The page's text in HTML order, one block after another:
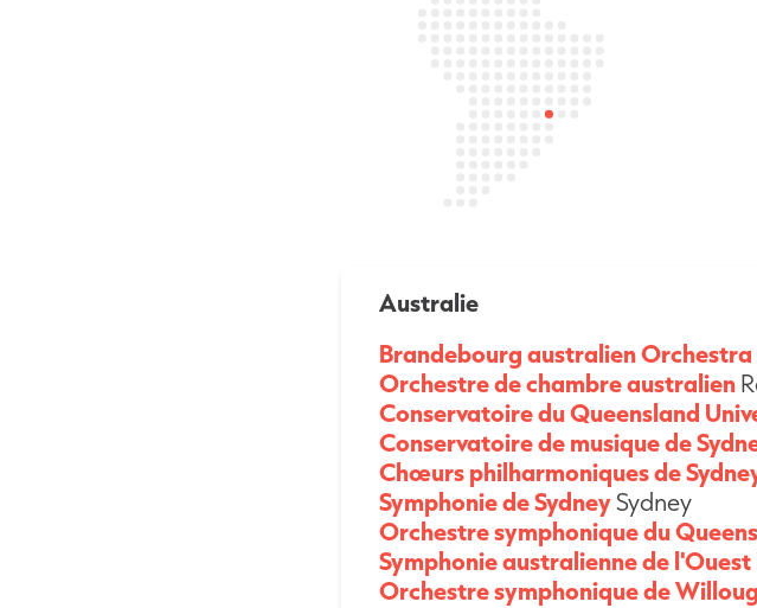
Australie
Brandebourg australienOrchestra
Orchestre de chambre australien
Conservatoire du Queensland
Conservatoire de musique de
Chœurs philharmoniques de
Symphonie de SydneySydney
Orchestre symphonique du
Symphonie australienne de l'Ouest
Orchestre symphonique de